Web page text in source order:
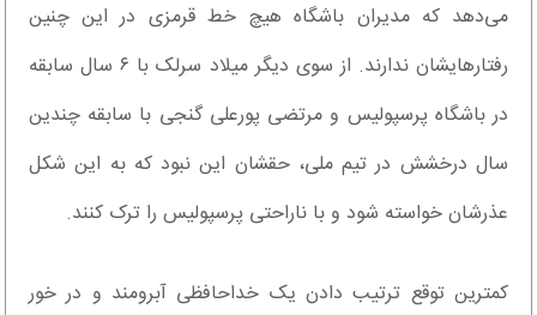
می‌دهد که مدیران باشگاه هیچ خط قرمزی در این چنین
رفتارهایشان ندارند. از سوی دیگر میلاد سرلک با ۶ سال سابقه
در باشگاه پرسپولیس و مرتضی پورعلی گنجی با سابقه چندین
سال درخشش در تیم ملی، حقشان این نبود که به این شکل
عذرشان خواسته شود و با ناراحتی پرسپولیس را ترک کنند.
کمترین توقع ترتیب دادن یک خداحافظی آبرومند و در خور